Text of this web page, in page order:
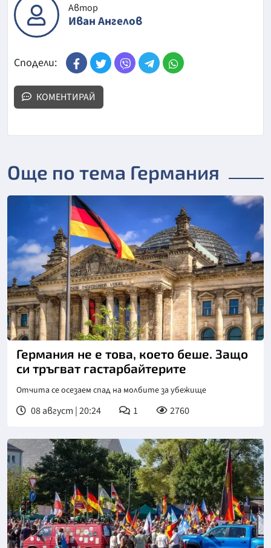
Автор
Иван Ангелов
Сподели:
КОМЕНТИРАЙ
Още по тема Германия
Германия не е това, което беше. Защо
си тръгват гастарбайтерите
Отчита се осезаем спад на молбите за убежище
08 август | 20:24 1 2760